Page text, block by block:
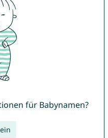
für Babynamen?